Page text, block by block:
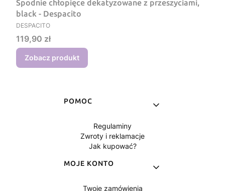
Spodnie chłopięce dekatyzowane z przeszyciami,
black - Despacito
PRODUCENT
DESPACITO
Cena
119,90 zł
Zobacz produkt
Linki w stopce
POMOC
Regulaminy
Zwroty i reklamacje
Jak kupować?
MOJE KONTO
Twoje zamówienia